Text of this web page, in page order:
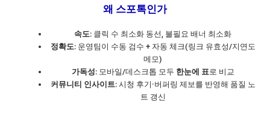
왜 스포톡인가
속도: 클릭 수 최소화 동선, 불필요 배너 최소화
정확도: 운영팀이 수동 검수 + 자동 체크(링크 유효성/지연도
메모)
가독성: 모바일/데스크톱 모두 한눈에 표 로 비교
커뮤니티 인사이트: 시청 후기·버퍼링 제보를 반영해 품질 노
트 갱신